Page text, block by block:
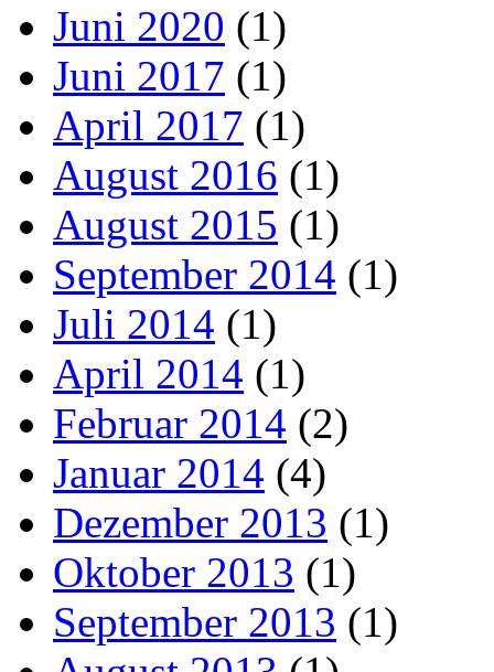
Juni 2020 (1)
Juni 2017 (1)
April 2017 (1)
August 2016 (1)
August 2015 (1)
September 2014 (1)
Juli 2014 (1)
April 2014 (1)
Februar 2014 (2)
Januar 2014 (4)
Dezember 2013 (1)
Oktober 2013 (1)
September 2013 (1)